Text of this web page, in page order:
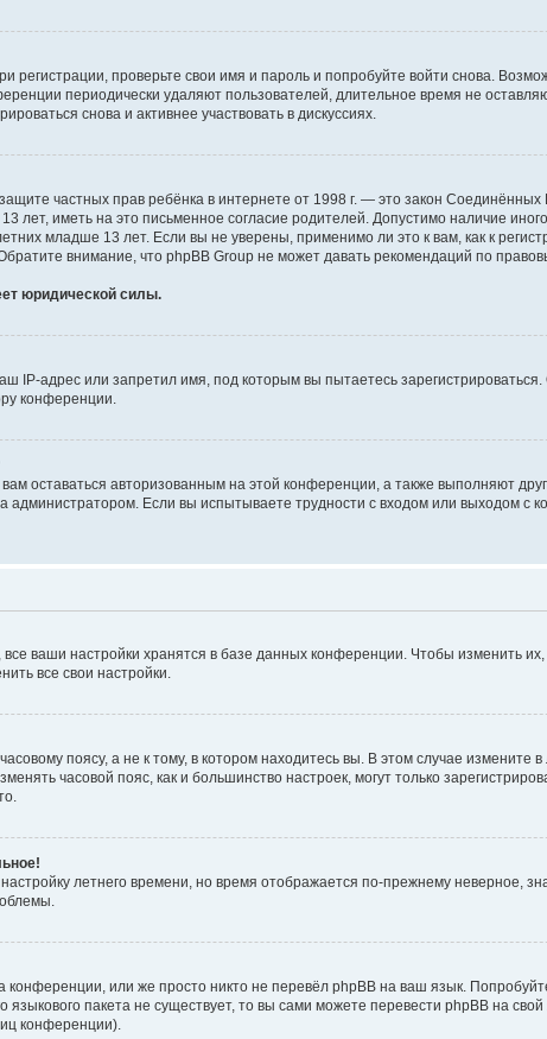
проверьте свои имя и пароль и попробуйте войти снова.
периодически удаляют пользователей, длительное время не
снова и активнее участвовать в дискуссиях.
частных прав ребёнка в интернете от 1998 г. — это закон
иметь на это письменное согласие родителей. Допустимо наличие
младше 13 лет. Если вы не уверены, применимо ли это к вам, как к
внимание, что phpBB Group не может давать рекомендаций по
юридической силы.
IP-адрес или запретил имя, под которым вы пытаетесь
конференции.
оставаться авторизованным на этой конференции, а также выполняют
администратором. Если вы испытываете трудности с входом или выходом с
ваши настройки хранятся в базе данных конференции. Чтобы изменить
все свои настройки.
поясу, а не к тому, в котором находитесь вы. В этом случае измените
часовой пояс, как и большинство настроек, могут только
летнего времени, но время отображается по-прежнему неверное,
конференции, или же просто никто не перевёл phpBB на ваш язык.
языкового пакета не существует, то вы сами можете перевести phpBB на
конференции).